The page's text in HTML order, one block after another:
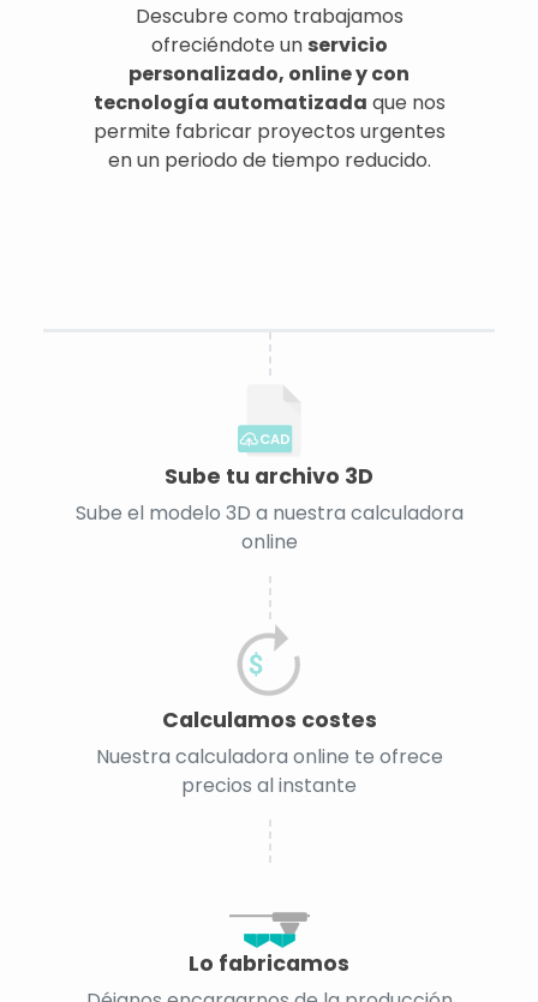
Descubre como trabajamos
ofreciéndote un servicio
personalizado, online y con
tecnología automatizada que nos
permite fabricar proyectos urgentes
en un periodo de tiempo reducido.
CAD
Sube tu archivo 3D
Sube el modelo 3D a nuestra calculadora
online
Calculamos costes
Nuestra calculadora online te ofrece
precios al instante
Lo fabricamos